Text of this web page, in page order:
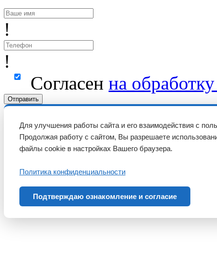
!
!
Согласенна
Отправить
Для улучшения работы сайта и его взаимодействия с
Продолжая работу с сайтом, Вы разрешаете
файлы cookie в настройках Вашего браузера.
Политика конфиденциальности
Подтверждаю ознакомление и согласие